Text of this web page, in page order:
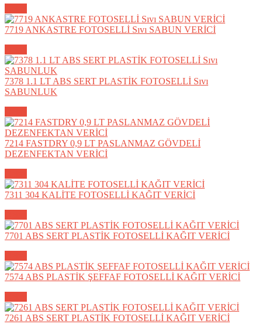
7719 ANKASTRE FOTOSELLİ Sıvı SABUN VERİCİ
7378 1.1 LT ABS SERT PLASTİK FOTOSELLİ Sıvı
SABUNLUK
7214 FASTDRY 0,9 LT PASLANMAZ GÖVDELİ
DEZENFEKTAN VERİCİ
7311 304 KALİTE FOTOSELLİ KAĞIT VERİCİ
7701 ABS SERT PLASTİK FOTOSELLİ KAĞIT VERİCİ
7574 ABS PLASTİK ŞEFFAF FOTOSELLİ KAĞIT VERİCİ
7261 ABS SERT PLASTİK FOTOSELLİ KAĞIT VERİCİ